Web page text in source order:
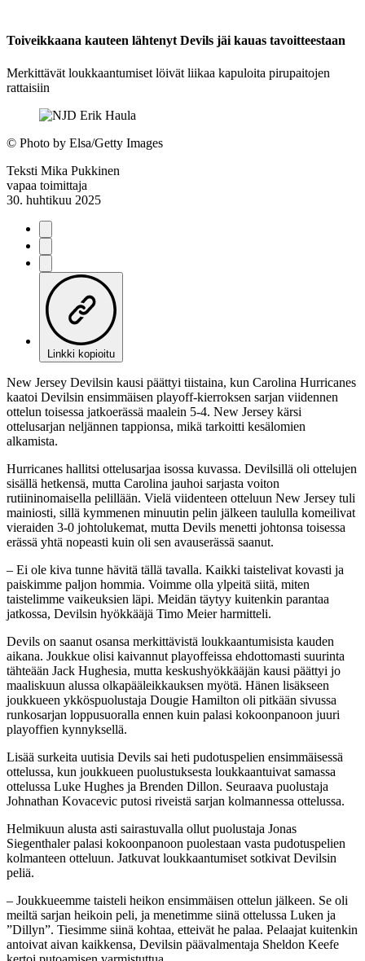
Toiveikkaana kauteen lähtenyt Devils jäi kauas tavoitteestaan
Merkittävät loukkaantumiset löivät liikaa kapuloita pirupaitojen
rattaisiin
© Photo by Elsa/Getty Images
Teksti Mika Pukkinen
vapaa toimittaja
30. huhtikuu 2025
Linkki kopioitu
New Jersey Devilsin kausi päättyi tiistaina, kun Carolina Hurricanes
kaatoi Devilsin ensimmäisen playoff-kierroksen sarjan viidennen
ottelun toisessa jatkoerässä maalein 5-4. New Jersey kärsi
ottelusarjan neljännen tappionsa, mikä tarkoitti kesälomien
alkamista.
Hurricanes hallitsi ottelusarjaa isossa kuvassa. Devilsillä oli ottelujen
sisällä hetkensä, mutta Carolina jauhoi sarjasta voiton
rutiininomaisella pelillään. Vielä viidenteen otteluun New Jersey tuli
mainiosti, sillä kymmenen minuutin pelin jälkeen taululla komeilivat
vieraiden 3-0 johtolukemat, mutta Devils menetti johtonsa toisessa
erässä yhtä nopeasti kuin oli sen avauserässä saanut.
– Ei ole kiva tunne hävitä tällä tavalla. Kaikki taistelivat kovasti ja
paiskimme paljon hommia. Voimme olla ylpeitä siitä, miten
taistelimme vaikeuksien läpi. Meidän täytyy kuitenkin parantaa
jatkossa, Devilsin hyökkääjä Timo Meier harmitteli.
Devils on saanut osansa merkittävistä loukkaantumisista kauden
aikana. Joukkue olisi kaivannut playoffeissa ehdottomasti suurinta
tähteään Jack Hughesia, mutta keskushyökkääjän kausi päättyi jo
maaliskuun alussa olkapääleikkauksen myötä. Hänen lisäkseen
joukkueen ykköspuolustaja Dougie Hamilton oli pitkään sivussa
runkosarjan loppusuoralla ennen kuin palasi kokoonpanoon juuri
playoffien kynnyksellä.
Lisää surkeita uutisia Devils sai heti pudotuspelien ensimmäisessä
ottelussa, kun joukkueen puolustuksesta loukkaantuivat samassa
ottelussa Luke Hughes ja Brenden Dillon. Seuraava puolustaja
Johnathan Kovacevic putosi riveistä sarjan kolmannessa ottelussa.
Helmikuun alusta asti sairastuvalla ollut puolustaja Jonas
Siegenthaler palasi kokoonpanoon puolestaan vasta pudotuspelien
kolmanteen otteluun. Jatkuvat loukkaantumiset sotkivat Devilsin
peliä.
– Joukkueemme taisteli heikon ensimmäisen ottelun jälkeen. Se oli
meiltä sarjan heikoin peli, ja menetimme siinä ottelussa Luken ja
”Dillyn”. Tiesimme siinä kohtaa, etteivät he palaa. Pelaajat kuitenkin
antoivat aivan kaikkensa, Devilsin päävalmentaja Sheldon Keefe